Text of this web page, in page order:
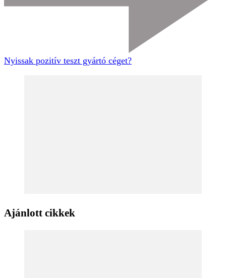
Nyissak pozitív teszt gyártó céget?
Ajánlott cikkek